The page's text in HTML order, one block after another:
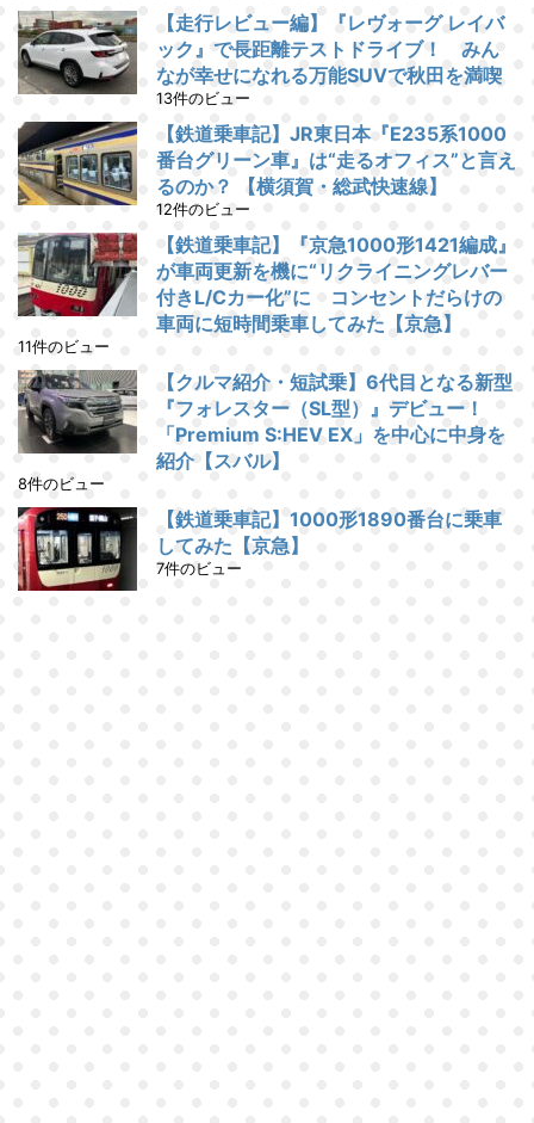
【走行レビュー編】『レヴォーグ レイバ
ック』で長距離テストドライブ！ みん
なが幸せになれる万能SUVで秋田を満喫
13件のビュー
【鉄道乗車記】JR東日本『E235系1000
番台グリーン車』は“走るオフィス”と言え
るのか？ 【横須賀・総武快速線】
12件のビュー
【鉄道乗車記】『京急1000形1421編成』
が車両更新を機に“リクライニングレバー
付きL/Cカー化”に コンセントだらけの
車両に短時間乗車してみた【京急】
11件のビュー
【クルマ紹介・短試乗】6代目となる新型
『フォレスター（SL型）』デビュー！
「Premium S:HEV EX」を中心に中身を
紹介【スバル】
8件のビュー
【鉄道乗車記】1000形1890番台に乗車
してみた【京急】
7件のビュー